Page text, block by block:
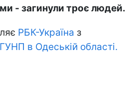
- загинули троє людей.
РБК-Україна з
ГУНП в Одеській області.